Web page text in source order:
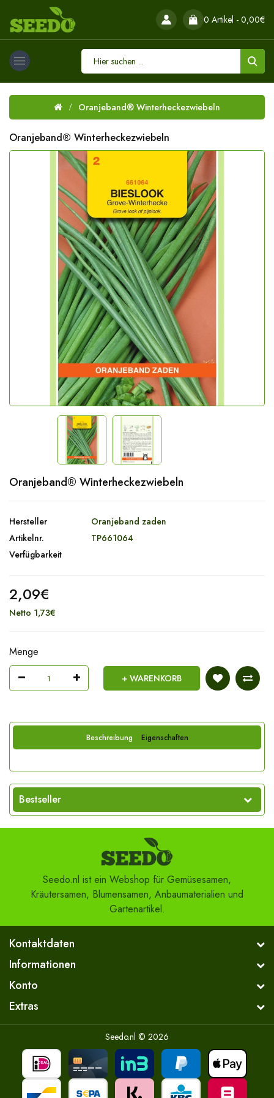
0 Artikel - 0,00€
Oranjeband® Winterheckezwiebeln
Oranjeband® Winterheckezwiebeln
Oranjeband® Winterheckezwiebeln
Hersteller
Oranjeband zaden
Artikelnr.
TP661064
Verfügbarkeit
2,09€
Netto 1,73€
Menge
+ WARENKORB
Beschreibung Eigenschaften
Bestseller
Seedo.nl ist ein Webshop für Gemüsesamen,
Kräutersamen, Blumensamen, Anbaumaterialien und
Gartenartikel.
Kontaktdaten
Informationen
Konto
Extras
Seedo.nl © 2026